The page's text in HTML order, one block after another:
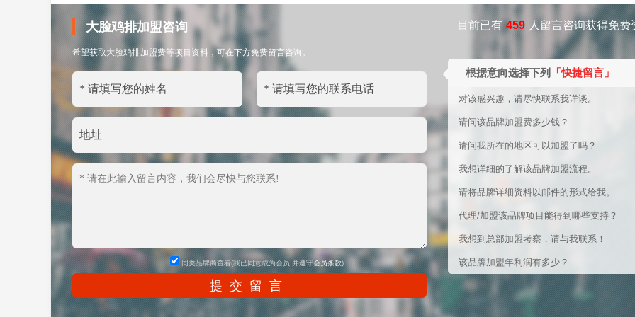
大脸鸡排加盟咨询 目前已有 459 人留言咨询获得免费
希望获取大脸鸡排加盟费等项目资料，可在下方免费留言咨询。
同类品牌商查看(我已同意成为会员,并遵守会员条款)
根据意向选择下列 「快捷留言」
对该感兴趣，请尽快联系我详谈。
请问该品牌加盟费多少钱？
请问我所在的地区可以加盟了吗？
我想详细的了解该品牌加盟流程。
请将品牌详细资料以邮件的形式给我。
代理/加盟该品牌项目能得到哪些支持？
我想到总部加盟考察，请与我联系！
该品牌加盟年利润有多少？